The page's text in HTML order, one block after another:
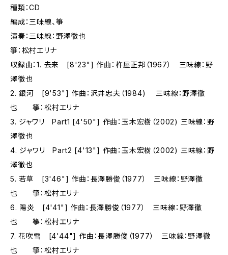
種類：CD
編成：三味線、箏
演奏：三味線：野澤徹也
箏：松村エリナ
収録曲：1. 去来 [8'23"] 作曲：杵屋正邦（1967） 三味線：野
澤徹也
2. 銀河 [9'53"] 作曲：沢井忠夫（1984) 三味線：野澤徹
也 箏：松村エリナ
3. ジャワリ Part1 [4'50"] 作曲：玉木宏樹（2002) 三味線：野
澤徹也
4. ジャワリ Part2 [4'13"] 作曲：玉木宏樹（2002) 三味線：野
澤徹也
5. 若草 [3'46"] 作曲：長澤勝俊（1977） 三味線：野澤徹
也 箏：松村エリナ
6. 陽炎 [4'41"] 作曲：長澤勝俊（1977） 三味線：野澤徹
也 箏：松村エリナ
7. 花吹雪 [4'44"] 作曲：長澤勝俊（1977） 三味線：野澤徹
也 箏：松村エリナ